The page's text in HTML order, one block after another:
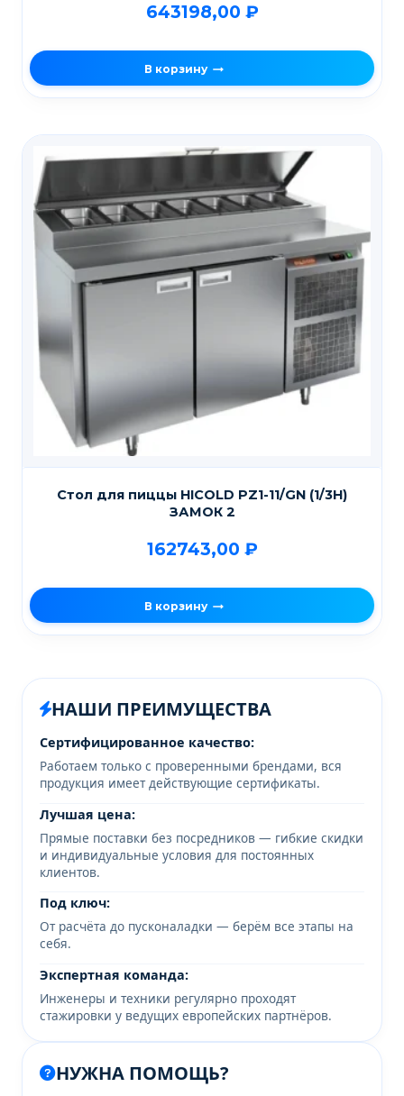
643198,00 ₽
В корзину
Стол для пиццы HICOLD PZ1-11/GN (1/3H)
ЗАМОК 2
162743,00 ₽
В корзину
НАШИ ПРЕИМУЩЕСТВА
Сертифицированное качество:
Работаем только с проверенными брендами, вся
продукция имеет действующие сертификаты.
Лучшая цена:
Прямые поставки без посредников — гибкие скидки
и индивидуальные условия для постоянных
клиентов.
Под ключ:
От расчёта до пусконаладки — берём все этапы на
себя.
Экспертная команда:
Инженеры и техники регулярно проходят
стажировки у ведущих европейских партнёров.
НУЖНА ПОМОЩЬ?